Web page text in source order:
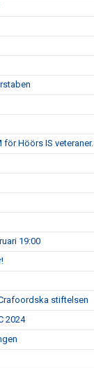
Höörs IS veteraner.
19:00
stiftelsen
2024